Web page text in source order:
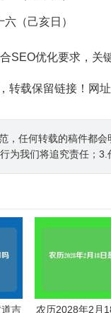
（己亥日）
SEO优化要求，关
转载保留链接！网址
，任何转载的稿件都
为我们将追究责任；3.
吉 农历2028年2月